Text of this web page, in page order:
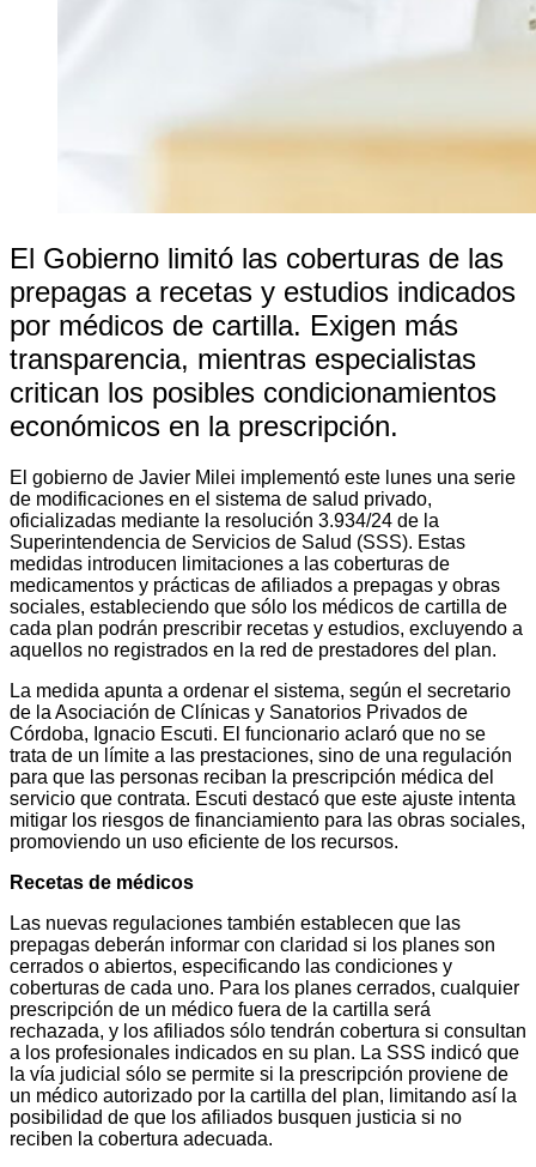
El Gobierno limitó las coberturas de las
prepagas a recetas y estudios indicados
por médicos de cartilla. Exigen más
transparencia, mientras especialistas
critican los posibles condicionamientos
económicos en la prescripción.
El gobierno de Javier Milei implementó este lunes una serie
de modificaciones en el sistema de salud privado,
oficializadas mediante la resolución 3.934/24 de la
Superintendencia de Servicios de Salud (SSS). Estas
medidas introducen limitaciones a las coberturas de
medicamentos y prácticas de afiliados a prepagas y obras
sociales, estableciendo que sólo los médicos de cartilla de
cada plan podrán prescribir recetas y estudios, excluyendo a
aquellos no registrados en la red de prestadores del plan.
La medida apunta a ordenar el sistema, según el secretario
de la Asociación de Clínicas y Sanatorios Privados de
Córdoba, Ignacio Escuti. El funcionario aclaró que no se
trata de un límite a las prestaciones, sino de una regulación
para que las personas reciban la prescripción médica del
servicio que contrata. Escuti destacó que este ajuste intenta
mitigar los riesgos de financiamiento para las obras sociales,
promoviendo un uso eficiente de los recursos.
Recetas de médicos
Las nuevas regulaciones también establecen que las
prepagas deberán informar con claridad si los planes son
cerrados o abiertos, especificando las condiciones y
coberturas de cada uno. Para los planes cerrados, cualquier
prescripción de un médico fuera de la cartilla será
rechazada, y los afiliados sólo tendrán cobertura si consultan
a los profesionales indicados en su plan. La SSS indicó que
la vía judicial sólo se permite si la prescripción proviene de
un médico autorizado por la cartilla del plan, limitando así la
posibilidad de que los afiliados busquen justicia si no
reciben la cobertura adecuada.